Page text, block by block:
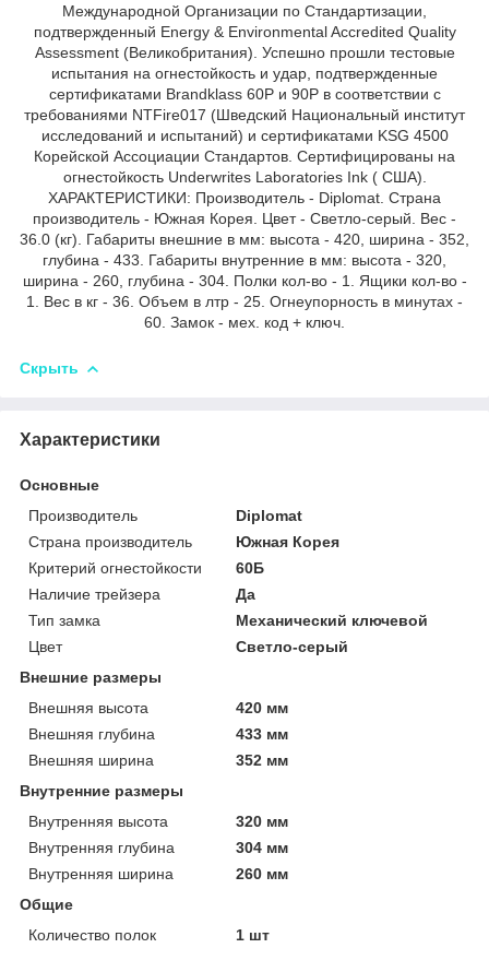
Международной Организации по Стандартизации,
подтвержденный Energy & Environmental Accredited Quality
Assessment (Великобритания). Успешно прошли тестовые
испытания на огнестойкость и удар, подтвержденные
сертификатами Brandklass 60P и 90P в соответствии с
требованиями NTFire017 (Шведский Национальный институт
исследований и испытаний) и сертификатами KSG 4500
Корейской Ассоциации Стандартов. Сертифицированы на
огнестойкость Underwrites Laboratories Ink ( США).
ХАРАКТЕРИСТИКИ: Производитель - Diplomat. Страна
производитель - Южная Корея. Цвет - Светло-серый. Вес -
36.0 (кг). Габариты внешние в мм: высота - 420, ширина - 352,
глубина - 433. Габариты внутренние в мм: высота - 320,
ширина - 260, глубина - 304. Полки кол-во - 1. Ящики кол-во -
1. Вес в кг - 36. Объем в лтр - 25. Огнеупорность в минутах -
60. Замок - мех. код + ключ.
Скрыть
Характеристики
Основные
Производитель
Diplomat
Страна производитель
Южная Корея
Критерий огнестойкости
60Б
Наличие трейзера
Да
Тип замка
Механический ключевой
Цвет
Светло-серый
Внешние размеры
Внешняя высота
420 мм
Внешняя глубина
433 мм
Внешняя ширина
352 мм
Внутренние размеры
Внутренняя высота
320 мм
Внутренняя глубина
304 мм
Внутренняя ширина
260 мм
Общие
Количество полок
1 шт